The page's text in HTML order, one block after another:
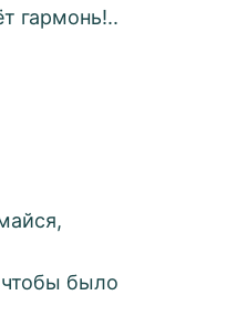
гармонь!..
было